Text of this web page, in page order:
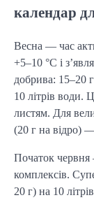
календар
Весна — час
+5–10 °C і
добрива: 15–20
10 літрів води.
листям. Для
(20 г на відро) —
Початок
комплексів.
20 г) на 10